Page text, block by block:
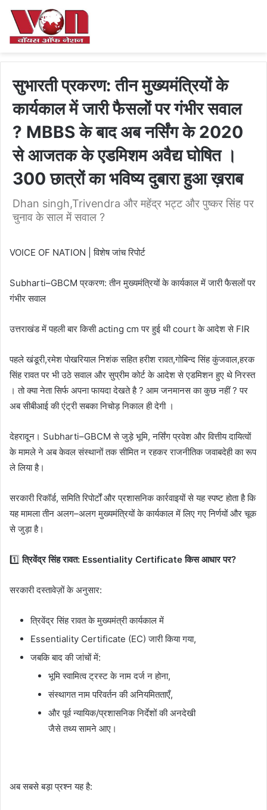
सुभारती प्रकरण: तीन मुख्यमंत्रियों के
कार्यकाल में जारी फैसलों पर गंभीर सवाल
? MBBS के बाद अब नर्सिंग के 2020
से आजतक के एडमिशम अवैद्य घोषित ।
300 छात्रों का भविष्य दुबारा हुआ ख़राब
Dhan singh,Trivendra और महेंद्र भट्ट और पुष्कर सिंह पर
चुनाव के साल में सवाल ?
VOICE OF NATION | विशेष जांच रिपोर्ट
Subharti–GBCM प्रकरण: तीन मुख्यमंत्रियों के कार्यकाल में जारी फैसलों पर
गंभीर सवाल
उत्तराखंड में पहली बार किसी acting cm पर हुई थी court के आदेश से FIR
पहले खंडूरी,रमेश पोखरियाल निशंक सहित हरीश रावत,गोबिन्द सिंह कुंजवाल,हरक
सिंह रावत पर भी उठे सवाल और सुप्रीम कोर्ट के आदेश से एडमिशन हुए थे निरस्त
। तो क्या नेता सिर्फ अपना फायदा देखते है ? आम जनमानस का कुछ नहीं ? पर
अब सीबीआई की एंट्री सबका निचोड़ निकाल ही देगी ।
देहरादून। Subharti–GBCM से जुड़े भूमि, नर्सिंग प्रवेश और वित्तीय दायित्वों
के मामले ने अब केवल संस्थानों तक सीमित न रहकर राजनीतिक जवाबदेही का रूप
ले लिया है।
सरकारी रिकॉर्ड, समिति रिपोर्टों और प्रशासनिक कार्रवाइयों से यह स्पष्ट होता है कि
यह मामला तीन अलग–अलग मुख्यमंत्रियों के कार्यकाल में लिए गए निर्णयों और चूक
से जुड़ा है।
1️⃣त्रिवेंद्र सिंह रावत: Essentiality Certificate किस आधार पर?
सरकारी दस्तावेज़ों के अनुसार:
त्रिवेंद्र सिंह रावत के मुख्यमंत्री कार्यकाल में
Essentiality Certificate (EC) जारी किया गया,
जबकि बाद की जांचों में:
भूमि स्वामित्व ट्रस्ट के नाम दर्ज न होना,
संस्थागत नाम परिवर्तन की अनियमितताएँ,
और पूर्व न्यायिक/प्रशासनिक निर्देशों की अनदेखी
जैसे तथ्य सामने आए।
अब सबसे बड़ा प्रश्न यह है: